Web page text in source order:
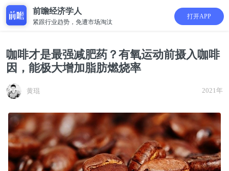
前瞻经济学人
紧跟行业趋势，免遭市场淘汰
打开APP
咖啡才是最强减肥药？有氧运动前摄入咖啡
因，能极大增加脂肪燃烧率
黄琨 2021年